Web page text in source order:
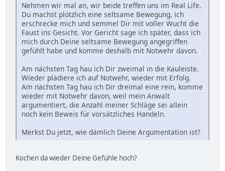
Nehmen wir mal an, wir beide treffen uns im Real Life.
Du machst plötzlich eine seltsame Bewegung, ich
erschrecke mich und semmel Dir mit voller Wucht die
Faust ins Gesicht. Vor Gericht sage ich später, dass ich
mich durch Deine seltsame Bewegung angegriffen
gefühlt habe und komme deshalb mit Notwehr davon.
Am nächsten Tag hau ich Dir zweimal in die Kauleiste.
Wieder plädiere ich auf Notwehr, wieder mit Erfolg.
Am nächsten Tag hau ich Dir dreimal eine rein, komme
wieder mit Notwehr davon, weil mein Anwalt
argumentiert, die Anzahl meiner Schläge sei allein
noch kein Beweis für vorsätzliches Handeln.
Merkst Du jetzt, wie dämlich Deine Argumentation ist?
Kochen da wieder Deine Gefühle hoch?